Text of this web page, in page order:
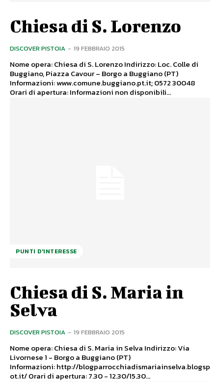
Chiesa di S. Lorenzo
DISCOVER PISTOIA - 19 FEBBRAIO 2015
Nome opera: Chiesa di S. Lorenzo Indirizzo: Loc. Colle di
Buggiano, Piazza Cavour – Borgo a Buggiano (PT)
Informazioni: www.comune.buggiano.pt.it; 0572 30048
Orari di apertura: Informazioni non disponibili...
PUNTI D'INTERESSE
Chiesa di S. Maria in
Selva
DISCOVER PISTOIA - 19 FEBBRAIO 2015
Nome opera: Chiesa di S. Maria in Selva Indirizzo: Via
Livornese 1 - Borgo a Buggiano (PT)
Informazioni: http://blogparrocchiadismariainselva.blogsp
ot.it/ Orari di apertura: 7.30 - 12.30/15.30...